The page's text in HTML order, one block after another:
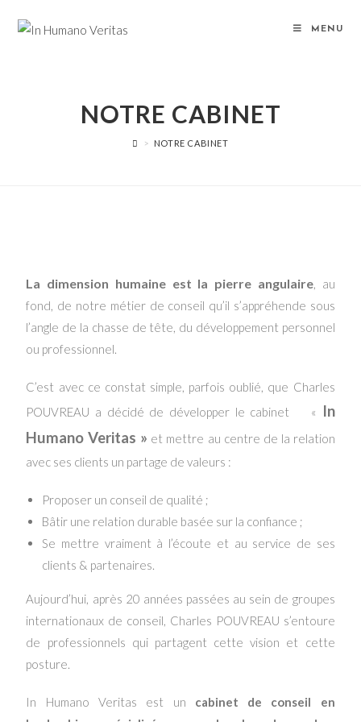
MENU
NOTRE CABINET
> NOTRE CABINET
La dimension humaine est la pierre angulaire, au
fond, de notre métier de conseil qu’il s’appréhende sous
l’angle de la chasse de tête, du développement personnel
ou professionnel.
C’est avec ce constat simple, parfois oublié, que Charles
POUVREAU a décidé de développer le cabinet «
In
Humano Veritas » et mettre au centre de la relation
avec ses clients un partage de valeurs :
Proposer un conseil de qualité ;
Bâtir une relation durable basée sur la confiance ;
Se mettre vraiment à l’écoute et au service de ses
clients & partenaires.
Aujourd’hui, après 20 années passées au sein de groupes
internationaux de conseil, Charles POUVREAU s’entoure
de professionnels qui partagent cette vision et cette
posture.
In Humano Veritas est un cabinet de conseil en